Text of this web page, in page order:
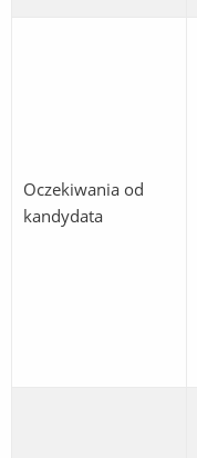
Oczekiwania od
kandydata